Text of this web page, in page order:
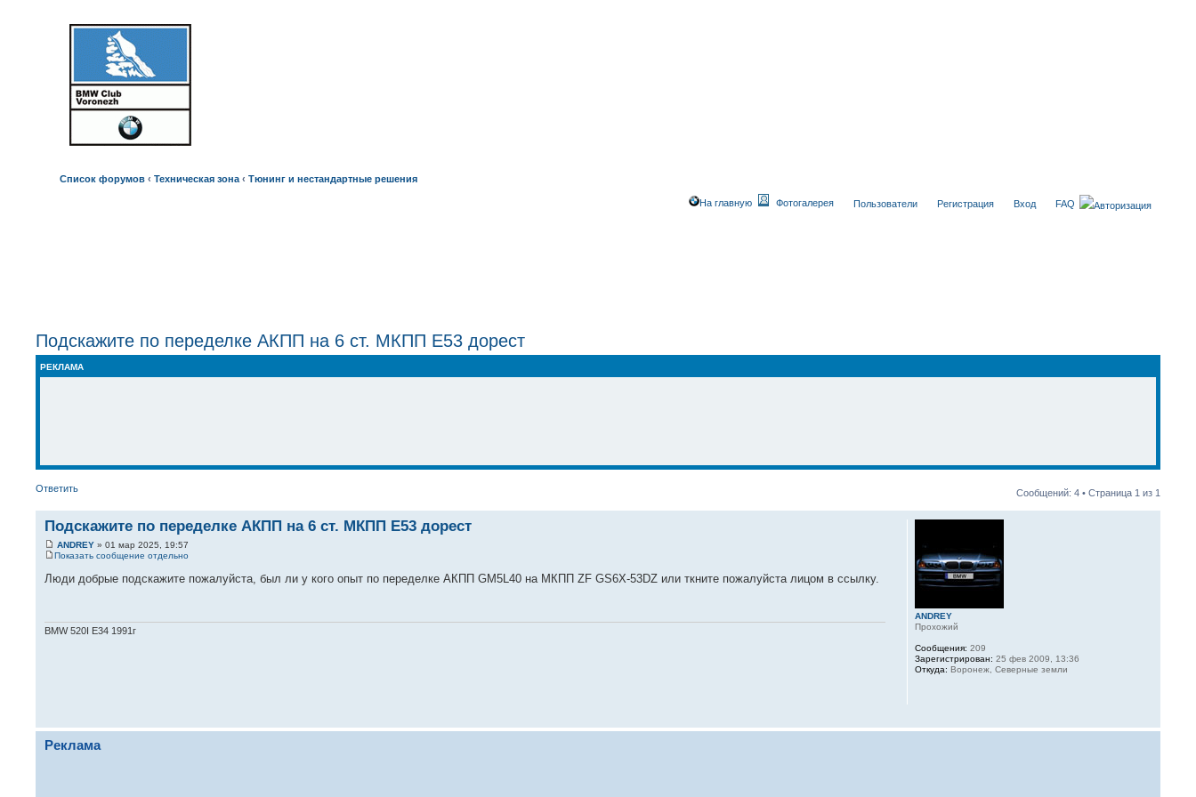
Список форумов ‹ Техническая зона ‹ Тюнинг и нестандартные решения
На главную Фотогалерея Пользователи Регистрация Вход FAQ
Подскажите по переделке АКПП на 6 ст. МКПП Е53 дорест
РЕКЛАМА
Ответить Сообщений: 4 • Страница 1 из 1
Подскажите по переделке АКПП на 6 ст. МКПП Е53 дорест
ANDREY » 01 мар 2025, 19:57
Показать сообщение отдельно
Люди добрые подскажите пожалуйста, был ли у кого опыт по переделке АКПП GM5L40 на МКПП ZF GS6X-53DZ или ткните пожалуйста лицом в ссылку.
BMW 520I E34 1991г
ANDREY
Прохожий
Сообщения: 209
Зарегистрирован: 25 фев 2009, 13:36
Откуда: Воронеж, Северные земли
Реклама